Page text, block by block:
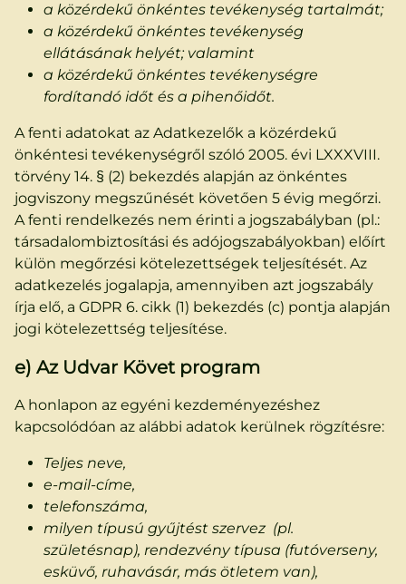
a közérdekű önkéntes tevékenység tartalmát;
a közérdekű önkéntes tevékenység
ellátásának helyét; valamint
a közérdekű önkéntes tevékenységre
fordítandó időt és a pihenőidőt.
A fenti adatokat az Adatkezelők a közérdekű
önkéntesi tevékenységről szóló 2005. évi LXXXVIII.
törvény 14. § (2) bekezdés alapján az önkéntes
jogviszony megszűnését követően 5 évig megőrzi.
A fenti rendelkezés nem érinti a jogszabályban (pl.:
társadalombiztosítási és adójogszabályokban) előírt
külön megőrzési kötelezettségek teljesítését. Az
adatkezelés jogalapja, amennyiben azt jogszabály
írja elő, a GDPR 6. cikk (1) bekezdés (c) pontja alapján
jogi kötelezettség teljesítése.
e) Az Udvar Követ program
A honlapon az egyéni kezdeményezéshez
kapcsolódóan az alábbi adatok kerülnek rögzítésre:
Teljes neve,
e-mail-címe,
telefonszáma,
milyen típusú gyűjtést szervez (pl.
születésnap), rendezvény típusa (futóverseny,
esküvő, ruhavásár, más ötletem van),